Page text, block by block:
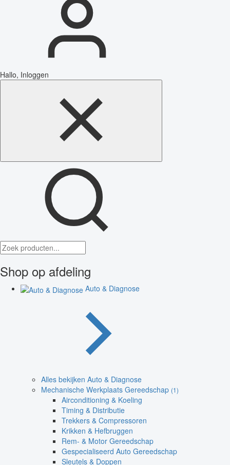
Hallo, Inloggen
Shop op afdeling
Auto & Diagnose
Alles bekijken Auto & Diagnose
Mechanische Werkplaats Gereedschap (1)
Airconditioning & Koeling
Timing & Distributie
Trekkers & Compressoren
Krikken & Hefbruggen
Rem- & Motor Gereedschap
Gespecialiseerd Auto Gereedschap
Sleutels & Doppen